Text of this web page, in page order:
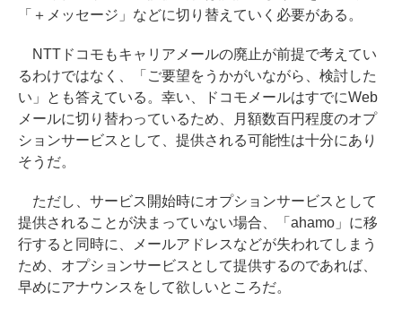
「＋メッセージ」などに切り替えていく必要がある。
NTTドコモもキャリアメールの廃止が前提で考えてい
るわけではなく、「ご要望をうかがいながら、検討した
い」とも答えている。幸い、ドコモメールはすでにWeb
メールに切り替わっているため、月額数百円程度のオプ
ションサービスとして、提供される可能性は十分にあり
そうだ。
ただし、サービス開始時にオプションサービスとして
提供されることが決まっていない場合、「ahamo」に移
行すると同時に、メールアドレスなどが失われてしまう
ため、オプションサービスとして提供するのであれば、
早めにアナウンスをして欲しいところだ。